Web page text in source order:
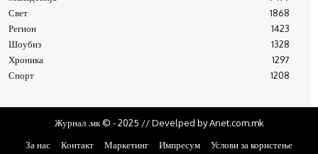
Свет
1868
Регион
1423
Шоубиз
1328
Хроника
1297
Спорт
1208
Журнал .мк © - 2025 // Develped by Anet.com.mk
За нас
Контакт Маркетинг Импресум Услови за користење